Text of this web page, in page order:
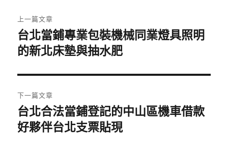
章
導
覽
上一篇文章
上
一
文
章:
台北當鋪專業包裝機械同業燈具照明
的新北床墊與抽水肥
下一篇文章
下
一
台北合法當鋪登記的中山區機車借款
好夥伴台北支票貼現